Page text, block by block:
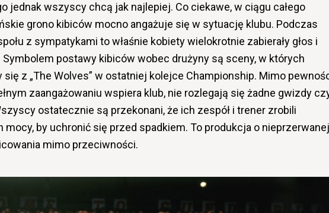
jednak wszyscy chcą jak najlepiej. Co ciekawe, w ciągu całego
grono kibiców mocno angażuje się w sytuację klubu. Podczas
z sympatykami to właśnie kobiety wielokrotnie zabierały głos i
Symbolem postawy kibiców wobec drużyny są sceny, w których
się z „The Wolves” w ostatniej kolejce Championship. Mimo
zaangażowaniu wspiera klub, nie rozlegają się żadne gwizdy
ostatecznie są przekonani, że ich zespół i trener zrobili
mocy, by uchronić się przed spadkiem. To produkcja o nieprzerwanej
mimo przeciwności.